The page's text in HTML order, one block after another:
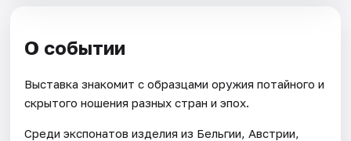
О событии
Выставка знакомит с образцами оружия потайного и
скрытого ношения разных стран и эпох.
Среди экспонатов изделия из Бельгии, Австрии,